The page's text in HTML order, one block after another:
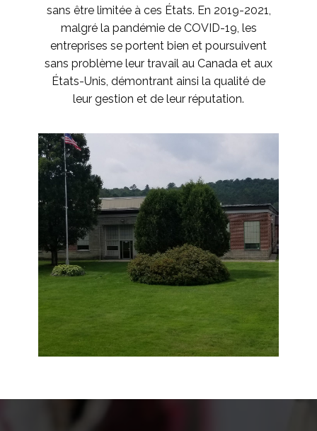
sans être limitée à ces États. En 2019-2021,
malgré la pandémie de COVID-19, les
entreprises se portent bien et poursuivent
sans problème leur travail au Canada et aux
États-Unis, démontrant ainsi la qualité de
leur gestion et de leur réputation.